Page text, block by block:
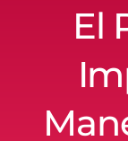
El